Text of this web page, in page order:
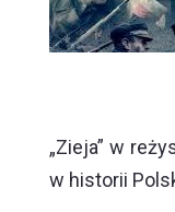
„Zieja” w
w historii